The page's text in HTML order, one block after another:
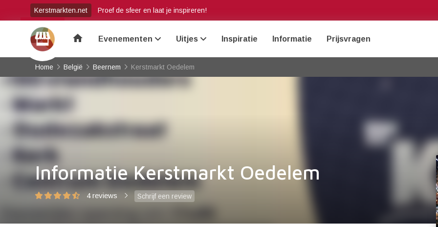
Kerstmarkten.net Proef de sfeer en laat je inspireren!
home Evenementen Uitjes Inspiratie Informatie Prijsvragen
Home België Beernem Kerstmarkt Oedelem
Informatie Kerstmarkt Oedelem
4 reviews Schrijf een review